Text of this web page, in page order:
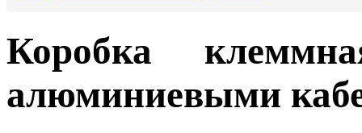
Коробка
алюминиевыми